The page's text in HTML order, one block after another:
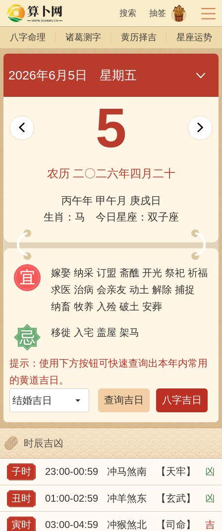
搜索 抽签
八字命理 诸葛测字 黄历择吉 星座运势
2026年6月5日 星期五
5
农历 二〇二六年四月二十
丙午年 甲午月 庚戌日
生肖：马 今日星座：双子座
嫁娶 纳采 订盟 斋醮 开光 祭祀 祈福
求医 治病 会亲友 动土 解除 捕捉
纳畜 牧养 入殓 破土 安葬
移徙 入宅 盖屋 架马
提示：使用下方按钮可快速查询出本年内常用
的黄道吉日。
查询吉日
八字吉日
时辰吉凶
子时 23:00-00:59 冲马煞南 【天牢】 凶
丑时 01:00-02:59 冲羊煞东 【玄武】 凶
寅时 03:00-04:59 冲猴煞北 【司命】 吉